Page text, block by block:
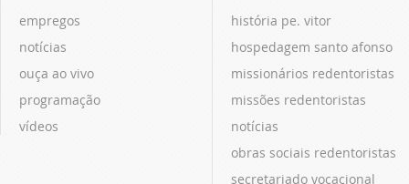
empregos
notícias
ouça ao vivo
programação
vídeos
história pe. vitor
hospedagem santo afonso
missionários redentoristas
missões redentoristas
notícias
obras sociais redentoristas
secretariado vocacional